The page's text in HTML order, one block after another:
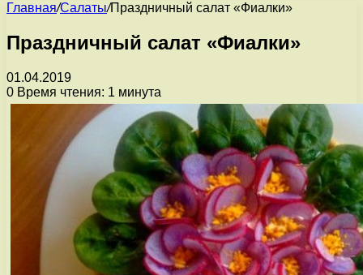
Главная/Салаты/Праздничный салат «Фиалки»
Праздничный салат «Фиалки»
01.04.2019
0 Время чтения: 1 минута